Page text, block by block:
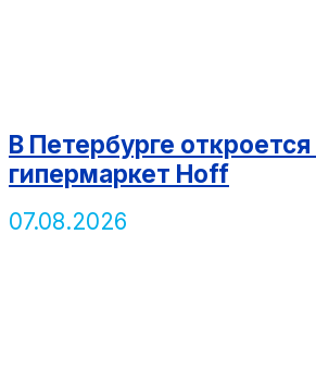
В Петербурге
гипермаркет Hoff
07.08.2026